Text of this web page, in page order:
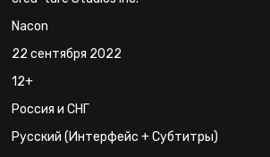
Nacon
22 сентября 2022
12+
Россия и СНГ
Русский (Интерфейс + Субтитры)